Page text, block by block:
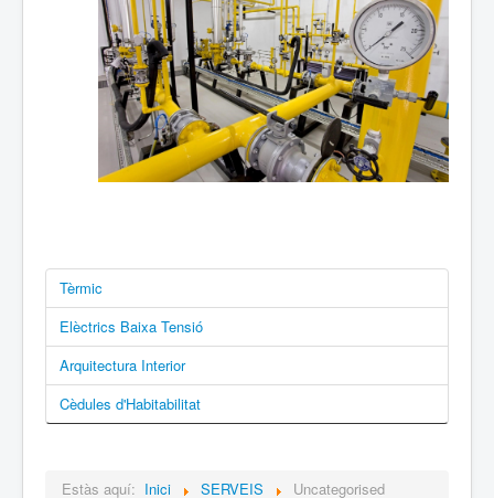
Tèrmic
Elèctrics Baixa Tensió
Arquitectura Interior
Cèdules d'Habitabilitat
Estàs aquí: Inici SERVEIS Uncategorised